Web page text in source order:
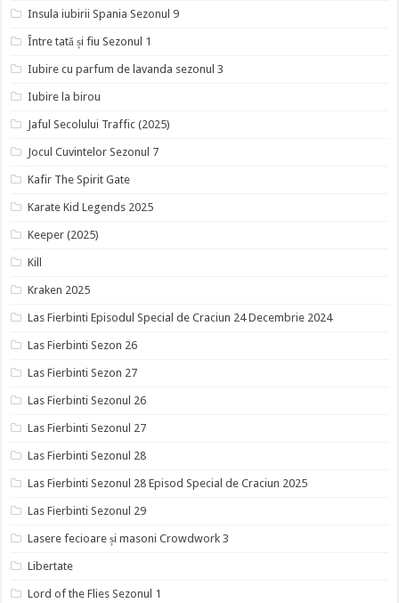
Insula iubirii Spania Sezonul 9
Între tată și fiu Sezonul 1
Iubire cu parfum de lavanda sezonul 3
Iubire la birou
Jaful Secolului Traffic (2025)
Jocul Cuvintelor Sezonul 7
Kafir The Spirit Gate
Karate Kid Legends 2025
Keeper (2025)
Kill
Kraken 2025
Las Fierbinti Episodul Special de Craciun 24 Decembrie 2024
Las Fierbinti Sezon 26
Las Fierbinti Sezon 27
Las Fierbinti Sezonul 26
Las Fierbinti Sezonul 27
Las Fierbinti Sezonul 28
Las Fierbinti Sezonul 28 Episod Special de Craciun 2025
Las Fierbinti Sezonul 29
Lasere fecioare și masoni Crowdwork 3
Libertate
Lord of the Flies Sezonul 1